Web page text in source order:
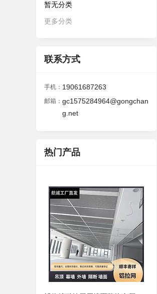
暂无分类
更多分类
联系方式
手机： 19061687263
邮箱： gc1575284964@gongchan
g.net
热门产品